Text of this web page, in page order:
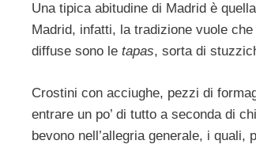
Una tipica abitudine di Madrid è quella
Madrid, infatti, la tradizione vuole
diffuse sono le tapas, sorta di
Crostini con acciughe, pezzi di
entrare un po’ di tutto a seconda di
bevono nell’allegria generale, i